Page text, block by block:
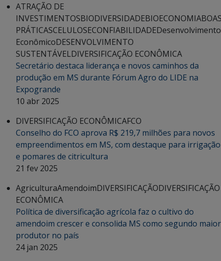
ATRAÇÃO DE
INVESTIMENTOSBIODIVERSIDADEBIOECONOMIA
PRÁTICASCELULOSECONFIABILIDADEDesenvolvimento
EconômicoDESENVOLVIMENTO
SUSTENTÁVELDIVERSIFICAÇÃO ECONÔMICA
Secretário destaca liderança e novos caminhos da
produção em MS durante Fórum Agro do LIDE na
Expogrande
10 abr 2025
DIVERSIFICAÇÃO ECONÔMICAFCO
Conselho do FCO aprova R$ 219,7 milhões para novos
empreendimentos em MS, com destaque para irrigação
e pomares de citricultura
21 fev 2025
AgriculturaAmendoimDIVERSIFICAÇÃODIVERSIFICAÇÃO
ECONÔMICA
Política de diversificação agrícola faz o cultivo do
amendoim crescer e consolida MS como segundo maior
produtor no país
24 jan 2025